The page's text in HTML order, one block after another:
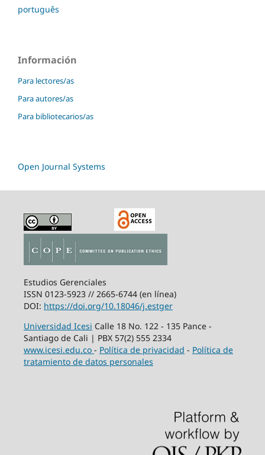
português
Información
Para lectores/as
Para autores/as
Para bibliotecarios/as
Open Journal Systems
Estudios Gerenciales
ISSN 0123-5923 // 2665-6744 (en línea)
DOI: https://doi.org/10.18046/j.estger
Universidad Icesi Calle 18 No. 122 - 135 Pance -
Santiago de Cali | PBX 57(2) 555 2334
www.icesi.edu.co - Política de privacidad - Política de
tratamiento de datos personales